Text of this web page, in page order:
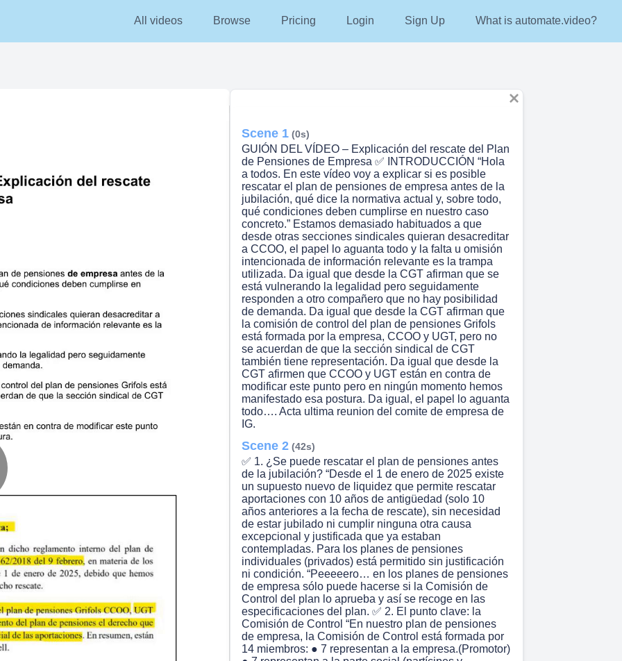
All videos Browse Pricing Login Sign Up What is automate.video?
Scene 1 (0s)
GUIÓN DEL VÍDEO – Explicación del rescate del Plan
de Pensiones de Empresa ✅ INTRODUCCIÓN “Hola
a todos. En este vídeo voy a explicar si es posible
rescatar el plan de pensiones de empresa antes de la
jubilación, qué dice la normativa actual y, sobre todo,
qué condiciones deben cumplirse en nuestro caso
concreto.” Estamos demasiado habituados a que
desde otras secciones sindicales quieran desacreditar
a CCOO, el papel lo aguanta todo y la falta u omisión
intencionada de información relevante es la trampa
utilizada. Da igual que desde la CGT afirman que se
está vulnerando la legalidad pero seguidamente
responden a otro compañero que no hay posibilidad
de demanda. Da igual que desde la CGT afirman que
la comisión de control del plan de pensiones Grifols
está formada por la empresa, CCOO y UGT, pero no
se acuerdan de que la sección sindical de CGT
también tiene representación. Da igual que desde la
CGT afirmen que CCOO y UGT están en contra de
modificar este punto pero en ningún momento hemos
manifestado esa postura. Da igual, el papel lo aguanta
todo…. Acta ultima reunion del comite de empresa de
IG.
Scene 2 (42s)
✅ 1. ¿Se puede rescatar el plan de pensiones antes
de la jubilación? “Desde el 1 de enero de 2025 existe
un supuesto nuevo de liquidez que permite rescatar
aportaciones con 10 años de antigüedad (solo 10
años anteriores a la fecha de rescate), sin necesidad
de estar jubilado ni cumplir ninguna otra causa
excepcional y justificada que ya estaban
contempladas. Para los planes de pensiones
individuales (privados) está permitido sin justificación
ni condición. “Peeeeero… en los planes de pensiones
de empresa sólo puede hacerse si la Comisión de
Control del plan lo aprueba y así se recoge en las
especificaciones del plan. ✅ 2. El punto clave: la
Comisión de Control “En nuestro plan de pensiones
de empresa, la Comisión de Control está formada por
14 miembros: ● 7 representan a la empresa.(Promotor)